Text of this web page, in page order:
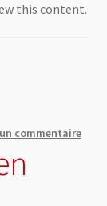
this content.
commentaire